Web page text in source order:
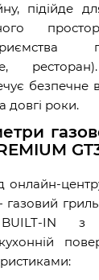
підійде
безпечне
довгі роки.
онлайн-
IN з